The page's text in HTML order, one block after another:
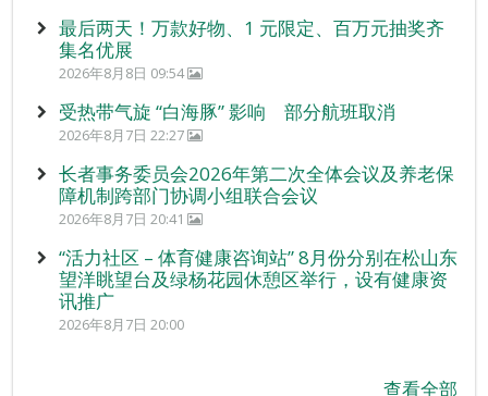
最后两天！万款好物、1 元限定、百万元抽奖齐
集名优展
2026年8月8日 09:54
受热带气旋 “白海豚” 影响 部分航班取消
2026年8月7日 22:27
长者事务委员会2026年第二次全体会议及养老保
障机制跨部门协调小组联合会议
2026年8月7日 20:41
“活力社区 – 体育健康咨询站” 8月份分别在松山东
望洋眺望台及绿杨花园休憩区举行，设有健康资
讯推广
2026年8月7日 20:00
查看全部